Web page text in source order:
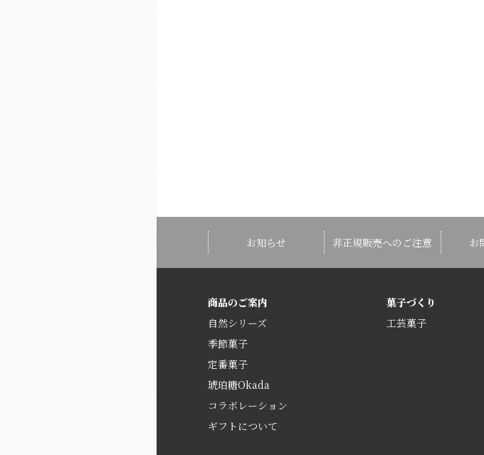
お知らせ 非正規販売へのご注意 お
商品のご案内
自然シリーズ
季節菓子
定番菓子
琥珀糖Okada
コラボレーション
ギフトについて
菓子づくり
工芸菓子